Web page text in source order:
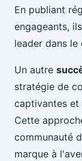
En publiant
engageants,
leader dans le
Un autre
stratégie de
captivantes et
Cette
communauté
marque à